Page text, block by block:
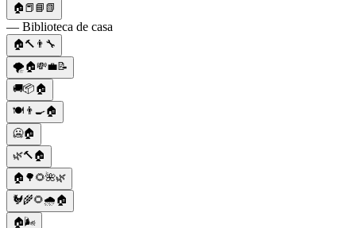
🏠📕📘📗
— Biblioteca de casa
🏠🔨👨‍🔧
🌪️🏠💸💼📝
🚚📦🏠
🍽️👨‍🍳🏠
🥶🏠
🌿🔨🏠
🏠🌳🌻🌺🌿
🐓🌾🌻🌧️🏠
🏠🌬️